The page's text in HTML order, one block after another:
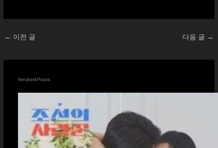
← 이전 글 다음 글 →
Related Posts